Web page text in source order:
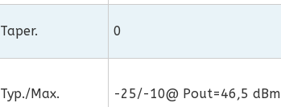
Taper. 0
Typ./Max. -25/-10@ Pout=46,5 dBm